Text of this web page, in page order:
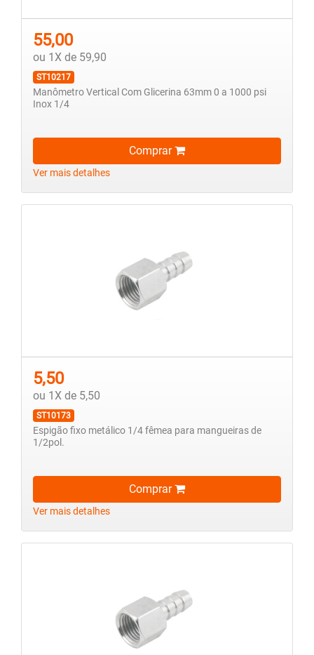
55,00
ou 1X de 59,90
ST10217
Manômetro Vertical Com Glicerina 63mm 0 a 1000 psi
Inox 1/4
Comprar
Ver mais detalhes
5,50
ou 1X de 5,50
ST10173
Espigão fixo metálico 1/4 fêmea para mangueiras de
1/2pol.
Comprar
Ver mais detalhes